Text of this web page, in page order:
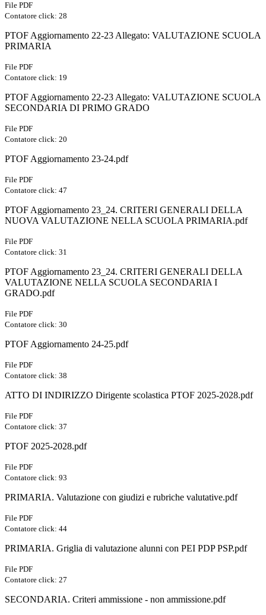
File PDF
Contatore click: 28
PTOF Aggiornamento 22-23 Allegato: VALUTAZIONE SCUOLA
PRIMARIA
File PDF
Contatore click: 19
PTOF Aggiornamento 22-23 Allegato: VALUTAZIONE SCUOLA
SECONDARIA DI PRIMO GRADO
File PDF
Contatore click: 20
PTOF Aggiornamento 23-24.pdf
File PDF
Contatore click: 47
PTOF Aggiornamento 23_24. CRITERI GENERALI DELLA
NUOVA VALUTAZIONE NELLA SCUOLA PRIMARIA.pdf
File PDF
Contatore click: 31
PTOF Aggiornamento 23_24. CRITERI GENERALI DELLA
VALUTAZIONE NELLA SCUOLA SECONDARIA I
GRADO.pdf
File PDF
Contatore click: 30
PTOF Aggiornamento 24-25.pdf
File PDF
Contatore click: 38
ATTO DI INDIRIZZO Dirigente scolastica PTOF 2025-2028.pdf
File PDF
Contatore click: 37
PTOF 2025-2028.pdf
File PDF
Contatore click: 93
PRIMARIA. Valutazione con giudizi e rubriche valutative.pdf
File PDF
Contatore click: 44
PRIMARIA. Griglia di valutazione alunni con PEI PDP PSP.pdf
File PDF
Contatore click: 27
SECONDARIA. Criteri ammissione - non ammissione.pdf